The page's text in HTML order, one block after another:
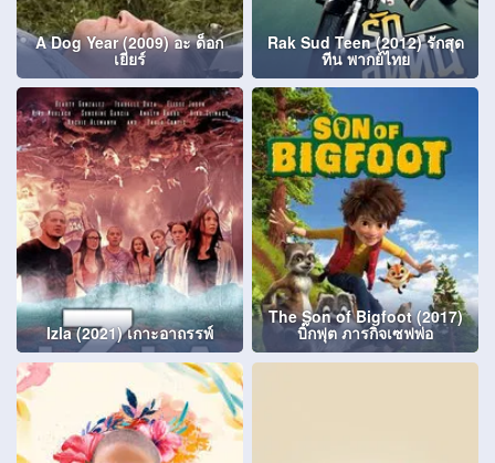
A Dog Year (2009) อะ ด็อก
เยียร์
Rak Sud Teen (2012) รักสุด
ทีน พากย์ไทย
Izla (2021) เกาะอาถรรพ์
The Son of Bigfoot (2017)
บิ๊กฟุต ภารกิจเซฟพ่อ